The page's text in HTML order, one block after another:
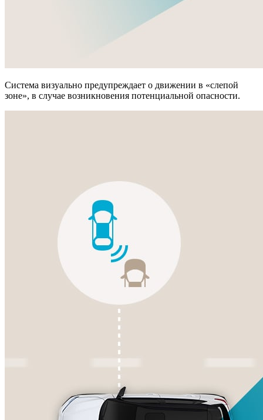
Система визуально предупреждает о движении в «слепой
зоне», в случае возникновения потенциальной опасности.